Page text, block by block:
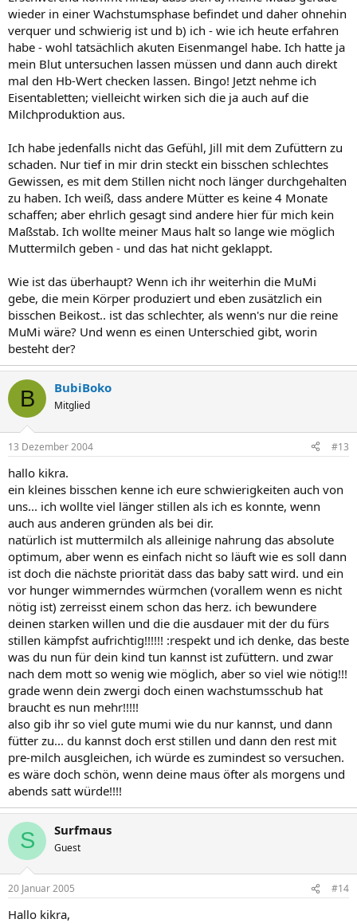
wieder in einer Wachstumsphase befindet und daher ohnehin
verquer und schwierig ist und b) ich - wie ich heute erfahren
habe - wohl tatsächlich akuten Eisenmangel habe. Ich hatte ja
mein Blut untersuchen lassen müssen und dann auch direkt
mal den Hb-Wert checken lassen. Bingo! Jetzt nehme ich
Eisentabletten; vielleicht wirken sich die ja auch auf die
Milchproduktion aus.
Ich habe jedenfalls nicht das Gefühl, Jill mit dem Zufüttern zu
schaden. Nur tief in mir drin steckt ein bisschen schlechtes
Gewissen, es mit dem Stillen nicht noch länger durchgehalten
zu haben. Ich weiß, dass andere Mütter es keine 4 Monate
schaffen; aber ehrlich gesagt sind andere hier für mich kein
Maßstab. Ich wollte meiner Maus halt so lange wie möglich
Muttermilch geben - und das hat nicht geklappt.
Wie ist das überhaupt? Wenn ich ihr weiterhin die MuMi
gebe, die mein Körper produziert und eben zusätzlich ein
bisschen Beikost.. ist das schlechter, als wenn's nur die reine
MuMi wäre? Und wenn es einen Unterschied gibt, worin
besteht der?
B BubiBoko
Mitglied
13 Dezember 2004 #13
hallo kikra.
ein kleines bisschen kenne ich eure schwierigkeiten auch von
uns... ich wollte viel länger stillen als ich es konnte, wenn
auch aus anderen gründen als bei dir.
natürlich ist muttermilch als alleinige nahrung das absolute
optimum, aber wenn es einfach nicht so läuft wie es soll dann
ist doch die nächste priorität dass das baby satt wird. und ein
vor hunger wimmerndes würmchen (vorallem wenn es nicht
nötig ist) zerreisst einem schon das herz. ich bewundere
deinen starken willen und die die ausdauer mit der du fürs
stillen kämpfst aufrichtig!!!!!! :respekt und ich denke, das beste
was du nun für dein kind tun kannst ist zufüttern. und zwar
nach dem mott so wenig wie möglich, aber so viel wie nötig!!!
grade wenn dein zwergi doch einen wachstumsschub hat
braucht es nun mehr!!!!!
also gib ihr so viel gute mumi wie du nur kannst, und dann
fütter zu... du kannst doch erst stillen und dann den rest mit
pre-milch ausgleichen, ich würde es zumindest so versuchen.
es wäre doch schön, wenn deine maus öfter als morgens und
abends satt würde!!!!
S Surfmaus
Guest
20 Januar 2005 #14
Hallo kikra,